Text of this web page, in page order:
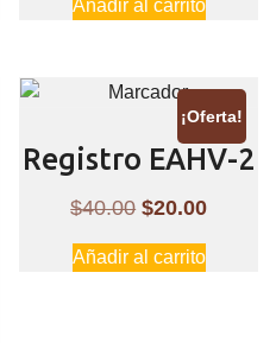
original
$1,200.00.
Añadir al carrito
¡Oferta!
Registro EAHV-2
$40.00 El
precio
original
$20.00El
Añadir al carrito